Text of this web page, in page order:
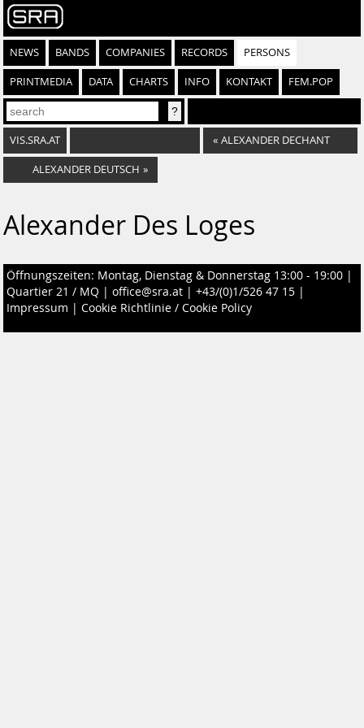
NEWS BANDS COMPANIES RECORDS PERSONS
PRINTMEDIA DATA CHARTS INFO KONTAKT FEM.POP
VIS.SRA.AT « ALEXANDER DECHANT
ALEXANDER DEUTSCH »
Alexander Des Loges
Öffnungszeiten: Montag, Dienstag & Donnerstag 13:00 - 19:00 |
Quartier 21 / MQ | office@sra.at | +43/(0)1/526 47 15 |
Impressum | Cookie Richtlinie / Cookie Policy